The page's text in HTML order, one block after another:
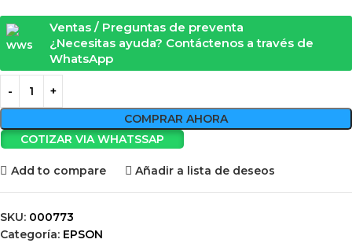
Ventas / Preguntas de preventa
¿Necesitas ayuda? Contáctenos a través de
WhatsApp
COMPRAR AHORA
COTIZAR VIA WHATSSAP
Add to compare Añadir a lista de deseos
SKU: 000773
Categoría: EPSON